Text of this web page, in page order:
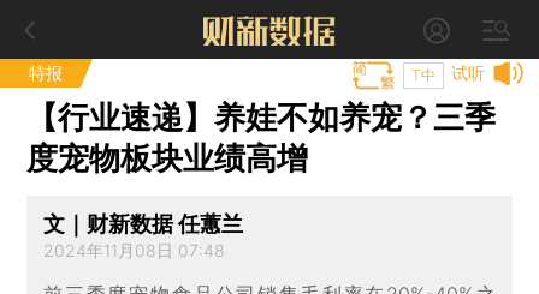
特报 试听
T中
【行业速递】养娃不如养宠？三季
度宠物板块业绩高增
文｜财新数据 任蕙兰
2024年11月08日 07:48